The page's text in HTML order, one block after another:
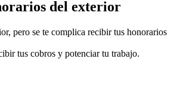
del exterior
pero se te complica recibir tus honorarios
tus cobros y potenciar tu trabajo.